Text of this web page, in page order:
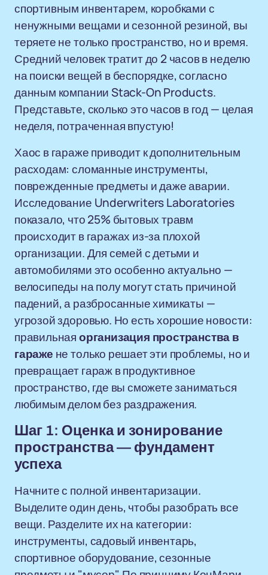
спортивным инвентарем, коробками с
ненужными вещами и сезонной резиной, вы
теряете не только пространство, но и время.
Средний человек тратит до 2 часов в неделю
на поиски вещей в беспорядке, согласно
данным компании Stack-On Products.
Представьте, сколько это часов в год — целая
неделя, потраченная впустую!
Хаос в гараже приводит к дополнительным
расходам: сломанные инструменты,
поврежденные предметы и даже аварии.
Исследование Underwriters Laboratories
показало, что 25% бытовых травм
происходит в гаражах из-за плохой
организации. Для семей с детьми и
автомобилями это особенно актуально —
велосипеды на полу могут стать причиной
падений, а разбросанные химикаты —
угрозой здоровью. Но есть хорошие новости:
правильнаяорганизация пространства в
гараже не только решает эти проблемы, но и
превращает гараж в продуктивное
пространство, где вы сможете заниматься
любимым делом без раздражения.
Шаг 1: Оценка и зонирование
пространства — фундамент
успеха
Начните с полной инвентаризации.
Выделите один день, чтобы разобрать все
вещи. Разделите их на категории:
инструменты, садовый инвентарь,
спортивное оборудование, сезонные